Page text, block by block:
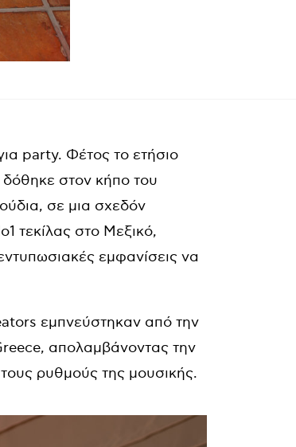
party. Φέτος το ετήσιο
στον κήπο του
σε μια σχεδόν
τεκίλας στο Μεξικό,
εμφανίσεις να
εμπνεύστηκαν από την
απολαμβάνοντας την
ρυθμούς της μουσικής.